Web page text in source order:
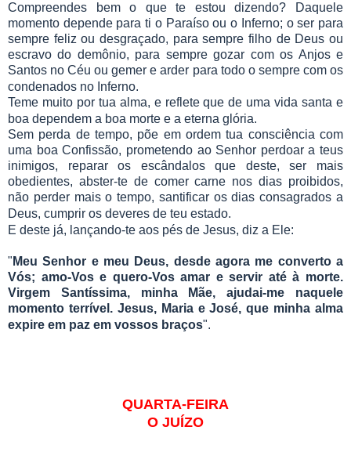
Compreendes bem o que te estou dizendo? Daquele
momento depende para ti o Paraíso ou o Inferno; o ser para
sempre feliz ou desgraçado, para sempre filho de Deus ou
escravo do demônio, para sempre gozar com os Anjos e
Santos no Céu ou gemer e arder para todo o sempre com os
condenados no Inferno.
Teme muito por tua alma, e reflete que de uma vida santa e
boa dependem a boa morte e a eterna glória.
Sem perda de tempo, põe em ordem tua consciência com
uma boa Confissão, prometendo ao Senhor perdoar a teus
inimigos, reparar os escândalos que deste, ser mais
obedientes, abster-te de comer carne nos dias proibidos,
não perder mais o tempo, santificar os dias consagrados a
Deus, cumprir os deveres de teu estado.
E deste já, lançando-te aos pés de Jesus, diz a Ele:
" Meu Senhor e meu Deus, desde agora me converto a
Vós; amo-Vos e quero-Vos amar e servir até à morte.
Virgem Santíssima, minha Mãe, ajudai-me naquele
momento terrível. Jesus, Maria e José, que minha alma
expire em paz em vossos braços".
QUARTA-FEIRA
O JUÍZO